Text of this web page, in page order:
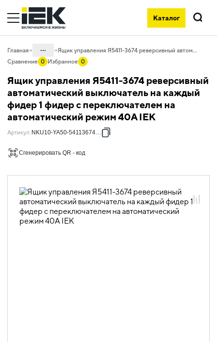
Каталог
Поиск
Главная ...
50. Типовые решения НКУ
50.10 Ящики управления
электродвигателями
50.10.01 НКУ ящики управления
электродвигателями Я5000
50.10.01.04 Ящики управления
Ящик управления Я5411-3674 реверсивный автоматический выключатель на каждый фидер 1 фидер с переключателем на автоматический режим 40А IEK
Сравнение 0 Избранное 0
Ящик управления Я5411-3674 реверсивный
автоматический выключатель на каждый
фидер 1 фидер с переключателем на
автоматический режим 40А IEK
Артикул: NKU10-YA50-54113674-01
Сгенерировать QR - код